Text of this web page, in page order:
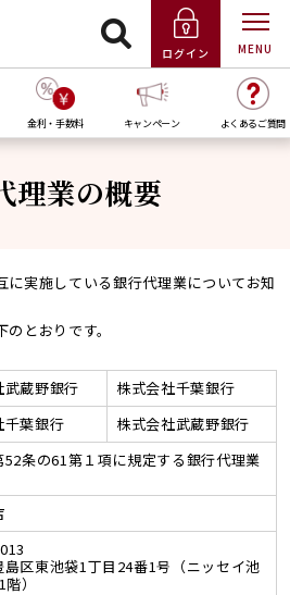
ログイン MENU
金利・手数料 キャンペーン よくあるご質問
理業の概要
に実施している銀行代理業についてお知
とおりです。
武蔵野銀行
株式会社千葉銀行
千葉銀行
株式会社武蔵野銀行
52条の61第１項に規定する銀行代理業
島区東池袋1丁目24番1号（ニッセイ池
）